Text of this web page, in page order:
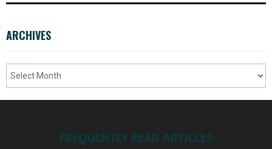
ARCHIVES
FREQUENTLY READ ARTICLES